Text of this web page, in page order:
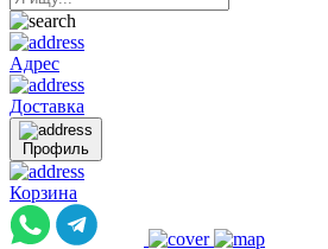
Адрес
Доставка
Профиль
Корзина